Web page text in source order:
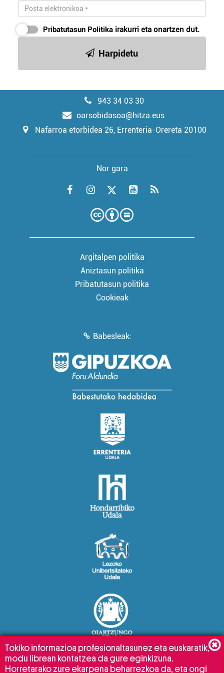
Pribatutasun Politika irakurri eta onartzen dut.
Harpidetu
943 34 03 30
oarsobidasoa@hitza.eus
Nafarroa etorbidea 26, Errenteria-Orereta 20100
Nor gara
Argitalpen politika
Aniztasun politika
Pribatutasun politika
Cookieak
Babesleak:
Tokiko informazioa profesionaltasunez eta euskaratik,
modu librean kontatzea da gure eginkizuna.
Horretarako zure ekarpena beharrezkoa da, eta ongi